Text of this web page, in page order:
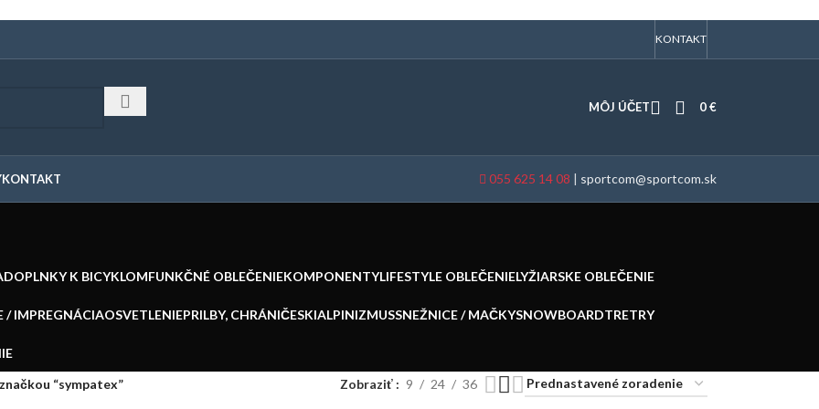
KONTAKT
MÔJ ÚČET 0€
KONTAKT 055 625 14 08 | sportcom@sportcom.sk
DOPLNKY K BICYKLOMFUNKČNÉ OBLEČENIEKOMPONENTYLIFESTYLE OBLEČENIELYŽIARSKE OBLEČENIE
/ IMPREGNÁCIAOSVETLENIEPRILBY, CHRÁNIČESKIALPINIZMUSSNEŽNICE / MAČKYSNOWBOARDTRETRY
“sympatex” Zobraziť 9 24 36